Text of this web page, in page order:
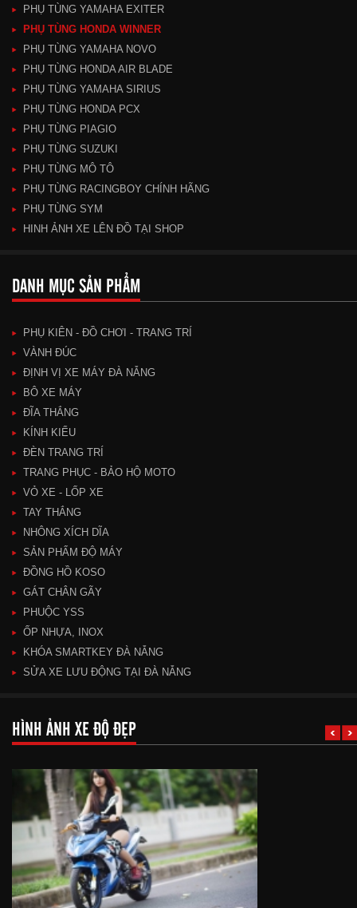
PHỤ TÙNG YAMAHA EXITER
PHỤ TÙNG HONDA WINNER
PHỤ TÙNG YAMAHA NOVO
PHỤ TÙNG HONDA AIR BLADE
PHỤ TÙNG YAMAHA SIRIUS
PHỤ TÙNG HONDA PCX
PHỤ TÙNG PIAGIO
PHỤ TÙNG SUZUKI
PHỤ TÙNG MÔ TÔ
PHỤ TÙNG RACINGBOY CHÍNH HÃNG
PHỤ TÙNG SYM
HINH ẢNH XE LÊN ĐỒ TẠI SHOP
DANH MỤC SẢN PHẨM
PHỤ KIÊN - ĐỒ CHƠI - TRANG TRÍ
VÀNH ĐÚC
ĐỊNH VỊ XE MÁY ĐÀ NẴNG
BÔ XE MÁY
ĐĨA THẮNG
KÍNH KIỂU
ĐÈN TRANG TRÍ
TRANG PHỤC - BẢO HỘ MOTO
VỎ XE - LỐP XE
TAY THẮNG
NHÔNG XÍCH DĨA
SẢN PHẨM ĐỘ MÁY
ĐỒNG HỒ KOSO
GÁT CHÂN GÃY
PHUỘC YSS
ỐP NHỰA, INOX
KHÓA SMARTKEY ĐÀ NẴNG
SỬA XE LƯU ĐỘNG TẠI ĐÀ NẴNG
HÌNH ẢNH XE ĐỘ ĐẸP